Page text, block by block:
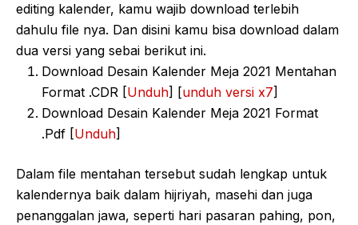
editing kalender, kamu wajib download terlebih
dahulu file nya. Dan disini kamu bisa download dalam
dua versi yang sebai berikut ini.
Download Desain Kalender Meja 2021 Mentahan
Format .CDR [Unduh] [unduh versi x7]
Download Desain Kalender Meja 2021 Format
.Pdf [Unduh]
Dalam file mentahan tersebut sudah lengkap untuk
kalendernya baik dalam hijriyah, masehi dan juga
penanggalan jawa, seperti hari pasaran pahing, pon,